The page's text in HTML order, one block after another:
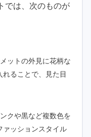
では、次のものが
ットの外見に花柄な
ることで、見た目
クや黒など複数色を
ァッションスタイル